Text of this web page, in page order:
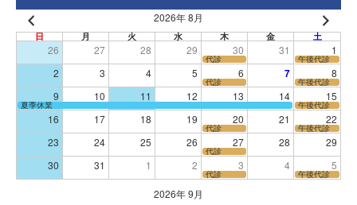
2026年 8月
日 月 火 水 木 金 土
26 27 28 29 30 31 1
代診 午後代診
2 3 4 5 6 7 8
代診 午後代診
9 10 11 12 13 14 15
夏季休業 午後代診
16 17 18 19 20 21 22
代診 午後代診
23 24 25 26 27 28 29
代診
30 31 1 2 3 4 5
代診 午後代診
2026年 9月